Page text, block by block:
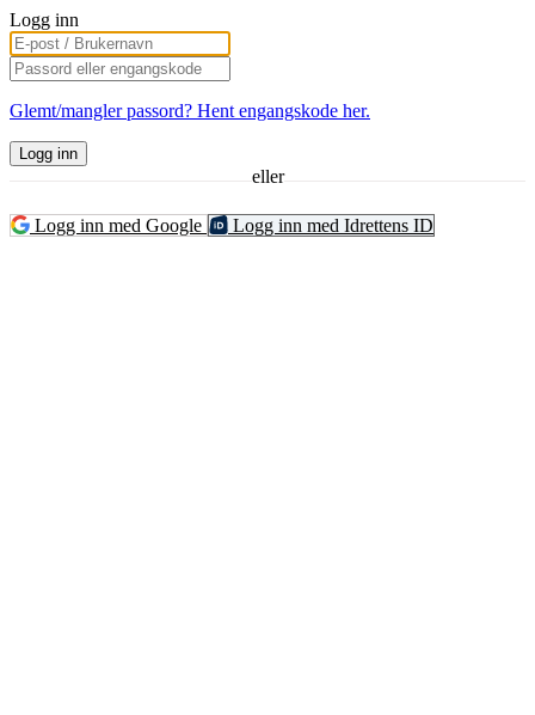
Logg inn
Glemt/mangler passord? Hent engangskode her.
Logg inn
eller
Logg inn med Google Logg inn med Idrettens ID